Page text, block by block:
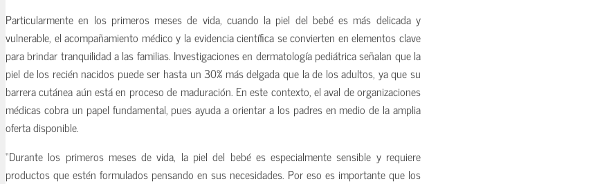
Particularmente en los primeros meses de vida, cuando la piel del bebé es más delicada y
vulnerable, el acompañamiento médico y la evidencia científica se convierten en elementos clave
para brindar tranquilidad a las familias. Investigaciones en dermatología pediátrica señalan que la
piel de los recién nacidos puede ser hasta un 30% más delgada que la de los adultos, ya que su
barrera cutánea aún está en proceso de maduración. En este contexto, el aval de organizaciones
médicas cobra un papel fundamental, pues ayuda a orientar a los padres en medio de la amplia
oferta disponible.
“Durante los primeros meses de vida, la piel del bebé es especialmente sensible y requiere
productos que estén formulados pensando en sus necesidades. Por eso es importante que los